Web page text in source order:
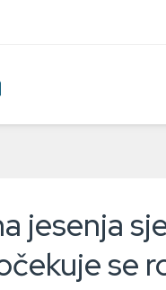
jesenja
se